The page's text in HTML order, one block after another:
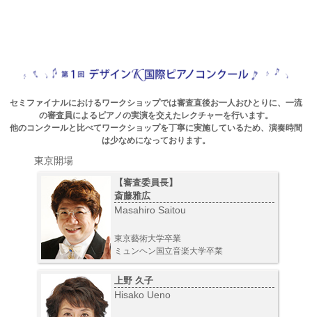
セミファイナルにおけるワークショップでは審査直後お一人おひとりに、一流
の審査員によるピアノの実演を交えたレクチャーを行います。
他のコンクールと比べてワークショップを丁寧に実施しているため、演奏時間
は少なめになっております。
東京開場
【審査委員長】
斎藤雅広
Masahiro Saitou
東京藝術大学卒業
ミュンヘン国立音楽大学卒業
上野 久子
Hisako Ueno